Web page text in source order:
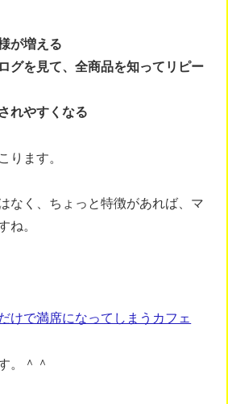
が増える
グを見て、全商品を知ってリピー
れやすくなる
ります。
なく、ちょっと特徴があれば、マ
ね。
けで満席になってしまうカフェ
。＾＾